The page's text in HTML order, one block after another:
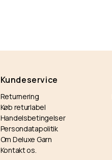
Kundeservice
Returnering
Køb returlabel
Handelsbetingelser
Persondatapolitik
Om Deluxe Garn
Kontakt os.